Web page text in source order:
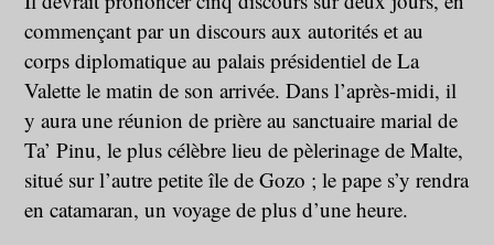
commençant par un discours aux autorités et au
corps diplomatique au palais présidentiel de La
Valette le matin de son arrivée. Dans l’après-midi, il
y aura une réunion de prière au sanctuaire marial de
Ta’ Pinu, le plus célèbre lieu de pèlerinage de Malte,
situé sur l’autre petite île de Gozo ; le pape s’y rendra
en catamaran, un voyage de plus d’une heure.